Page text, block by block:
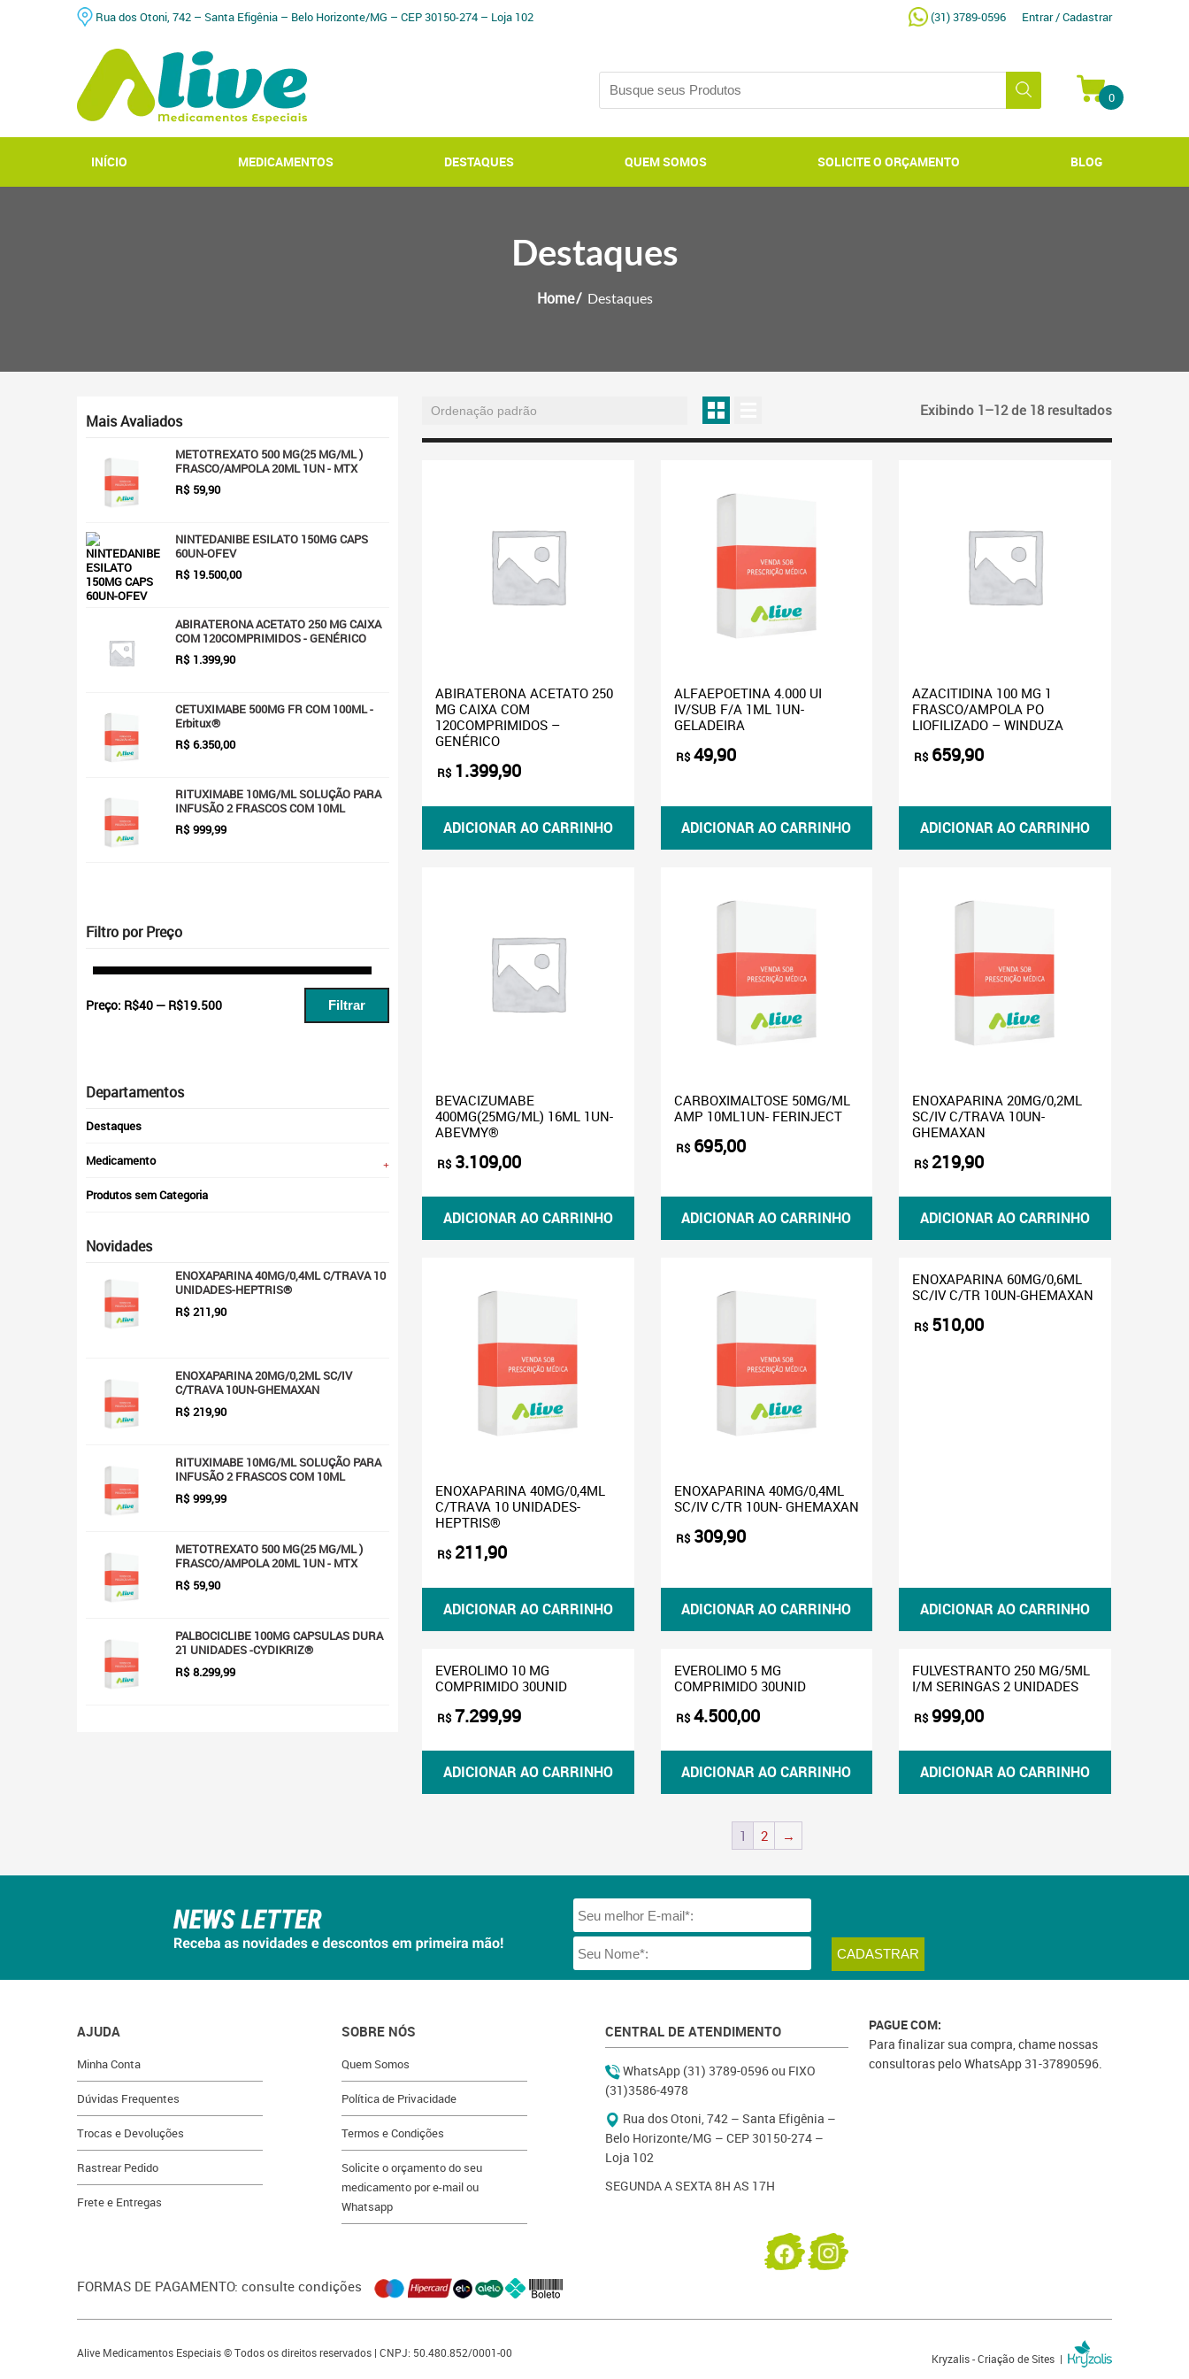
Rua dos Otoni, 742 – Santa Efigênia – Belo Horizonte/MG – CEP 30150-274 – Loja 102 (31) 3789-0596 Entrar / Cadastrar
0
INÍCIO MEDICAMENTOS DESTAQUES QUEM SOMOS SOLICITE O ORÇAMENTO BLOG
Destaques
Home Destaques
Exibindo 1–12 de 18 resultados
ABIRATERONA ACETATO 250
MG CAIXA COM
120COMPRIMIDOS –
GENÉRICO
R$ 1.399,90
ADICIONAR AO CARRINHO
ALFAEPOETINA 4.000 UI
IV/SUB F/A 1ML 1UN-
GELADEIRA
R$ 49,90
ADICIONAR AO CARRINHO
AZACITIDINA 100 MG 1
FRASCO/AMPOLA PO
LIOFILIZADO – WINDUZA
R$ 659,90
ADICIONAR AO CARRINHO
BEVACIZUMABE
400MG(25MG/ML) 16ML 1UN-
ABEVMY®
R$ 3.109,00
ADICIONAR AO CARRINHO
CARBOXIMALTOSE 50MG/ML
AMP 10ML1UN- FERINJECT
R$ 695,00
ADICIONAR AO CARRINHO
ENOXAPARINA 20MG/0,2ML
SC/IV C/TRAVA 10UN-
GHEMAXAN
R$ 219,90
ADICIONAR AO CARRINHO
ENOXAPARINA 40MG/0,4ML
C/TRAVA 10 UNIDADES-
HEPTRIS®
R$ 211,90
ADICIONAR AO CARRINHO
ENOXAPARINA 40MG/0,4ML
SC/IV C/TR 10UN- GHEMAXAN
R$ 309,90
ADICIONAR AO CARRINHO
ENOXAPARINA 60MG/0,6ML
SC/IV C/TR 10UN-GHEMAXAN
R$ 510,00
ADICIONAR AO CARRINHO
EVEROLIMO 10 MG
COMPRIMIDO 30UNID
R$ 7.299,99
ADICIONAR AO CARRINHO
EVEROLIMO 5 MG
COMPRIMIDO 30UNID
R$ 4.500,00
ADICIONAR AO CARRINHO
FULVESTRANTO 250 MG/5ML
I/M SERINGAS 2 UNIDADES
R$ 999,00
ADICIONAR AO CARRINHO
1 2 →
Mais Avaliados
METOTREXATO 500 MG(25 MG/ML )
FRASCO/AMPOLA 20ML 1UN - MTX
R$ 59,90
NINTEDANIBE ESILATO 150MG CAPS
60UN-OFEV
R$ 19.500,00
ABIRATERONA ACETATO 250 MG CAIXA
COM 120COMPRIMIDOS - GENÉRICO
R$ 1.399,90
CETUXIMABE 500MG FR COM 100ML -
Erbitux®
R$ 6.350,00
RITUXIMABE 10MG/ML SOLUÇÃO PARA
INFUSÃO 2 FRASCOS COM 10ML
R$ 999,99
Filtro por Preço
mínimo
máximo
Filtrar
Preço: R$40 — R$19.500
Departamentos
Destaques
Medicamento
Produtos sem Categoria
Novidades
ENOXAPARINA 40MG/0,4ML C/TRAVA 10
UNIDADES-HEPTRIS®
R$ 211,90
ENOXAPARINA 20MG/0,2ML SC/IV
C/TRAVA 10UN-GHEMAXAN
R$ 219,90
RITUXIMABE 10MG/ML SOLUÇÃO PARA
INFUSÃO 2 FRASCOS COM 10ML
R$ 999,99
METOTREXATO 500 MG(25 MG/ML )
FRASCO/AMPOLA 20ML 1UN - MTX
R$ 59,90
PALBOCICLIBE 100MG CAPSULAS DURA
21 UNIDADES -CYDIKRIZ®
R$ 8.299,99
AJUDA
Minha Conta
Dúvidas Frequentes
Trocas e Devoluções
Rastrear Pedido
Frete e Entregas
SOBRE NÓS
Quem Somos
Política de Privacidade
Termos e Condições
Solicite o orçamento do seu
medicamento por e-mail ou
Whatsapp
CENTRAL DE ATENDIMENTO
WhatsApp (31) 3789-0596 ou FIXO
(31)3586-4978
Rua dos Otoni, 742 – Santa Efigênia –
Belo Horizonte/MG – CEP 30150-274 –
Loja 102
SEGUNDA A SEXTA 8H AS 17H
PAGUE COM:
Para finalizar sua compra, chame nossas
consultoras pelo WhatsApp 31-37890596.
FORMAS DE PAGAMENTO: consulte condições
Alive Medicamentos Especiais © Todos os direitos reservados | CNPJ: 50.480.852/0001-00 Kryzalis - Criação de Sites |